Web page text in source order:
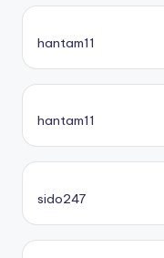
hantam11
hantam11
sido247